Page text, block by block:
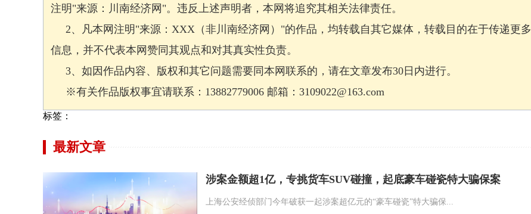
注明"来源：川南经济网"。违反上述声明者，本网将追究其相关法律责任。
2、凡本网注明"来源：XXX（非川南经济网）"的作品，均转载自其它媒体，转载目的在于传递更多
信息，并不代表本网赞同其观点和对其真实性负责。
3、如因作品内容、版权和其它问题需要同本网联系的，请在文章发布30日内进行。
※有关作品版权事宜请联系：13882779006 邮箱：3109022@163.com
标签：
最新文章
涉案金额超1亿，专挑货车SUV碰撞，起底豪车碰瓷特大骗保案
上海公安经侦部门今年破获一起涉案超亿元的“豪车碰瓷”特大骗保...